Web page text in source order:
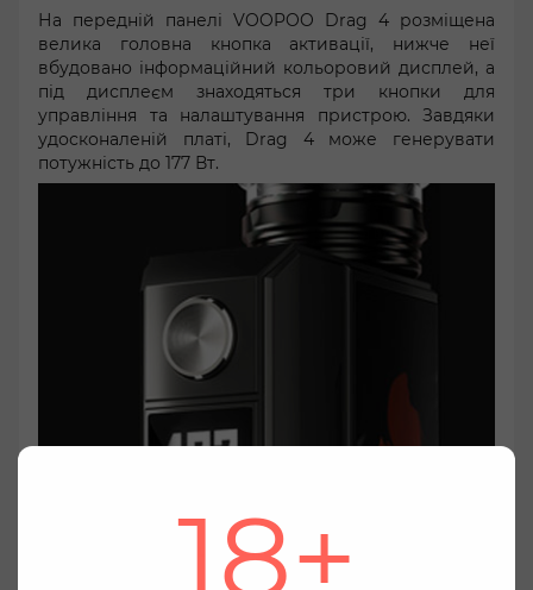
Ми дбаємо про вашу конфіденційність
Використовуючи цей веб-сайт Ви даєте згоду
18+
На передній панелі VOOPOO Drag 4 розміщена
велика головна кнопка активації, нижче неї
вбудовано інформаційний кольоровий дисплей, а
під дисплеєм знаходяться три кнопки для
управління та налаштування пристрою. Завдяки
удосконаленій платі, Drag 4 може генерувати
потужність до 177 Вт.